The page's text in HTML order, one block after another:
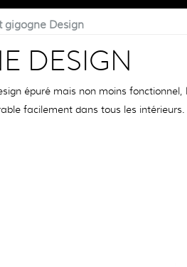
gigogne Design
DESIGN
épuré mais non moins
facilement dans tous les intérieurs.